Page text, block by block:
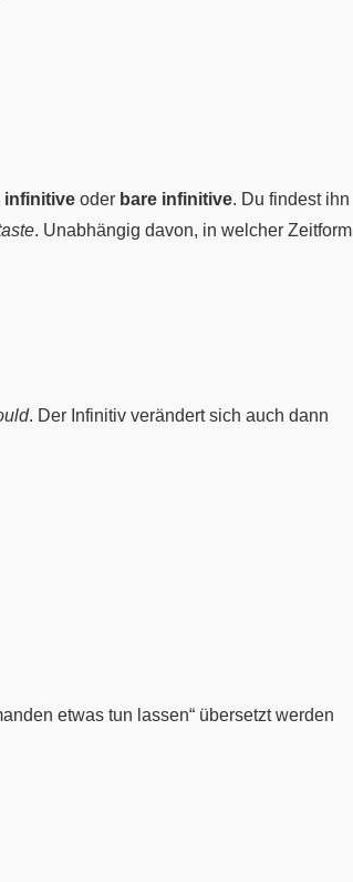
infinitive oder bare infinitive. Du findest ihn
. Unabhängig davon, in welcher Zeitform
. Der Infinitiv verändert sich auch dann
etwas tun lassen“ übersetzt werden